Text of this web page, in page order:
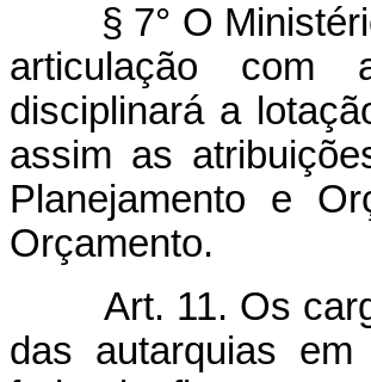
§ 7° O Ministério
articulação com
disciplinará a
assim as
Planejamento e
Orçamento.
Art. 11. Os
das autarquias